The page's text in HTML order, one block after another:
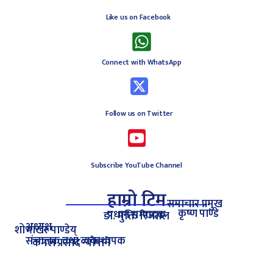
Like us on Facebook
Connect with WhatsApp
Follow us on Twitter
Subscribe YouTube Channel
हाम्रो टिम
प्रधान सम्पादक
डा. मुक्ति रिजााल
अध्यक्ष
शोभाखर पाण्डेय्
समाचार प्रमुख
कृष्ण पाण्डे
संचालक तथा व्यवस्थापक
कमल प्रसाद न्यौपाने